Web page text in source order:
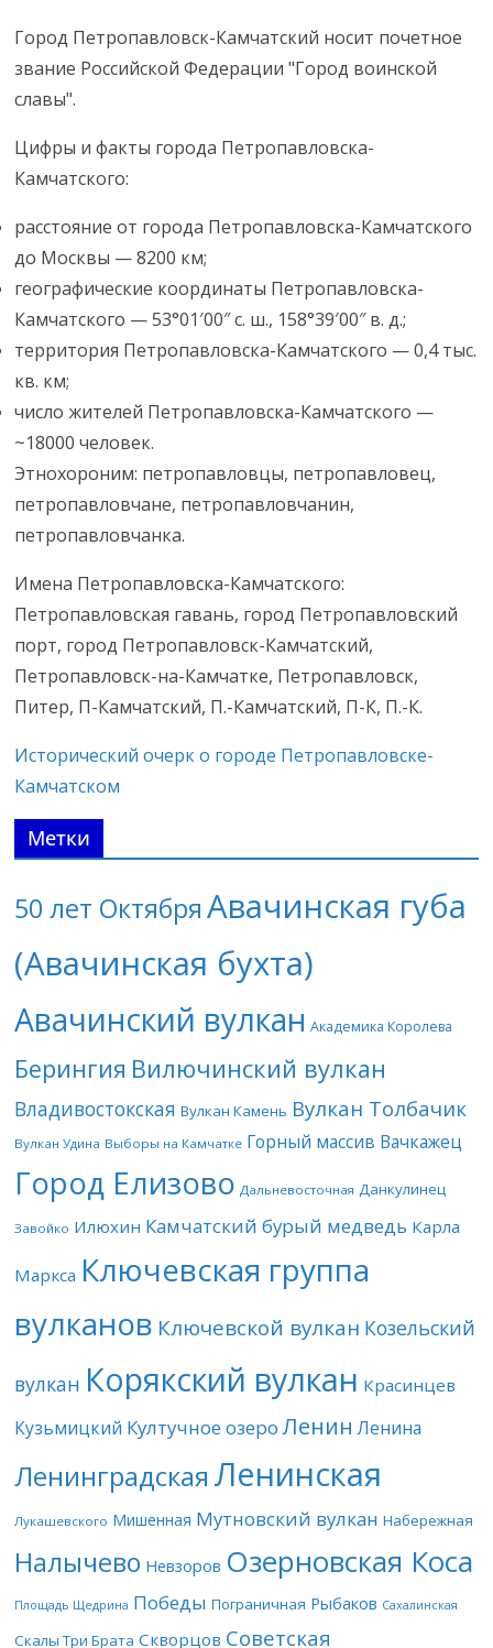
Город Петропавловск-Камчатский носит почетное
звание Российской Федерации "Город воинской
славы".
Цифры и факты города Петропавловска-
Камчатского:
расстояние от города Петропавловска-Камчатского
до Москвы — 8200 км;
географические координаты Петропавловска-
Камчатского — 53°01′00″ с. ш., 158°39′00″ в. д.;
территория Петропавловска-Камчатского — 0,4 тыс.
кв. км;
число жителей Петропавловска-Камчатского —
~18000 человек.
Этнохороним: петропавловцы, петропавловец,
петропавловчане, петропавловчанин,
петропавловчанка.
Имена Петропавловска-Камчатского:
Петропавловская гавань, город Петропавловский
порт, город Петропавловск-Камчатский,
Петропавловск-на-Камчатке, Петропавловск,
Питер, П-Камчатский, П.-Камчатский, П-К, П.-К.
Исторический очерк о городе Петропавловске-
Камчатском
Метки
50 лет Октября Авачинская губа
(Авачинская бухта)
Авачинский вулкан Академика Королева
Берингия Вилючинский вулкан
Владивостокская Вулкан Камень Вулкан Толбачик
Вулкан Удина Выборы на Камчатке Горный массив Вачкажец
Город Елизово Дальневосточная Данкулинец
Завойко Илюхин Камчатский бурый медведь Карла
Маркса Ключевская группа
вулканов Ключевской вулкан Козельский
вулкан Корякский вулкан Красинцев
Кузьмицкий Култучное озеро Ленин Ленина
Ленинградская Ленинская
Лукашевского Мишенная Мутновский вулкан Набережная
Налычево Невзоров Озерновская Коса
Площадь Щедрина Победы Пограничная Рыбаков Сахалинская
Скалы Три Брата Скворцов Советская